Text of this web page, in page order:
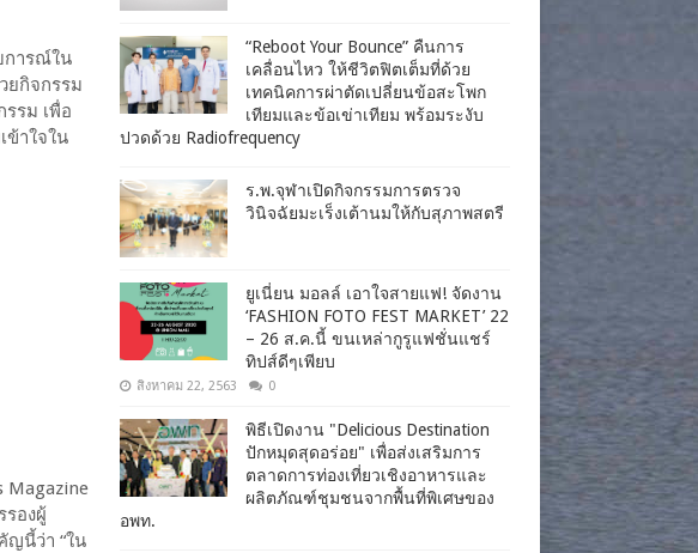
การณ์ใน
ยกิจกรรม
รม เพื่อ
ข้าใจใน
Magazine
รองผู้
ญนี้ว่า “ใน
“Reboot Your Bounce” คืนการ
เคลื่อนไหว ให้ชีวิตฟิตเต็มที่ด้วย
เทคนิคการผ่าตัดเปลี่ยนข้อสะโพก
เทียมและข้อเข่าเทียม พร้อมระงับ
ปวดด้วย Radiofrequency
ร.พ.จุฬาเปิดกิจกรรมการตรวจ
วินิจฉัยมะเร็งเต้านมให้กับสุภาพสตรี
ยูเนี่ยน มอลล์ เอาใจสายแฟ! จัดงาน
‘FASHION FOTO FEST MARKET’ 22
– 26 ส.ค.นี้ ขนเหล่ากูรูแฟชั่นแชร์
ทิปส์ดีๆเพียบ
สิงหาคม 22, 2563 0
พิธีเปิดงาน "Delicious Destination
ปักหมุดสุดอร่อย" เพื่อส่งเสริมการ
ตลาดการท่องเที่ยวเชิงอาหารและ
ผลิตภัณฑ์ชุมชนจากพื้นที่พิเศษของ
อพท.